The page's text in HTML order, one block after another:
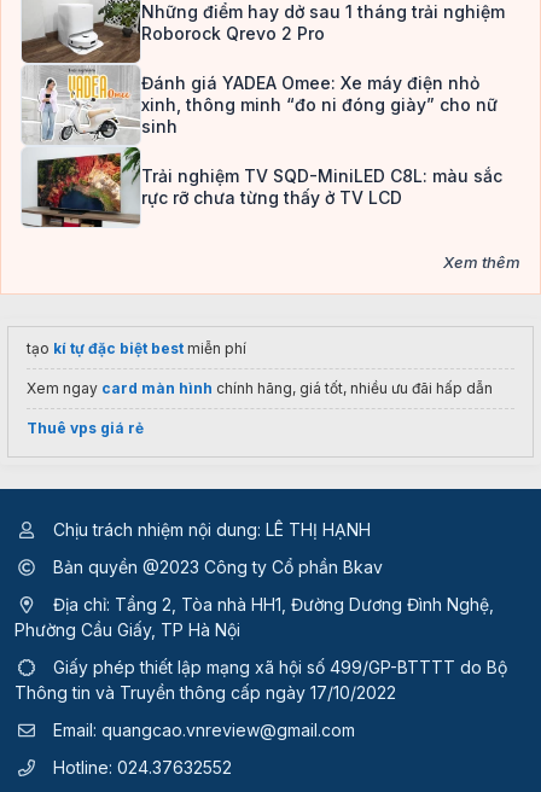
Những điểm hay dở sau 1 tháng trải nghiệm
Roborock Qrevo 2 Pro
Đánh giá YADEA Omee: Xe máy điện nhỏ
xinh, thông minh “đo ni đóng giày” cho nữ
sinh
Trải nghiệm TV SQD-MiniLED C8L: màu sắc
rực rỡ chưa từng thấy ở TV LCD
Xem thêm
tạo kí tự đặc biệt best miễn phí
Xem ngay card màn hình chính hãng, giá tốt, nhiều ưu đãi hấp dẫn
Thuê vps giá rẻ
Chịu trách nhiệm nội dung: LÊ THỊ HẠNH
Bản quyền @2023 Công ty Cổ phần Bkav
Địa chỉ: Tầng 2, Tòa nhà HH1, Đường Dương Đình Nghệ,
Phường Cầu Giấy, TP Hà Nội
Giấy phép thiết lập mạng xã hội số 499/GP-BTTTT do Bộ
Thông tin và Truyền thông cấp ngày 17/10/2022
Email: quangcao.vnreview@gmail.com
Hotline: 024.37632552